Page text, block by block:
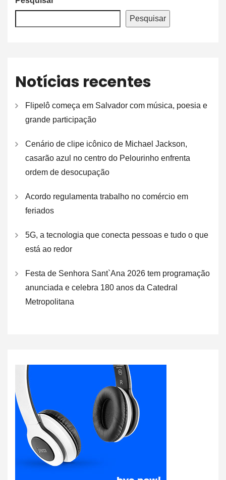
Pesquisar
Notícias recentes
Flipelô começa em Salvador com música, poesia e
grande participação
Cenário de clipe icônico de Michael Jackson,
casarão azul no centro do Pelourinho enfrenta
ordem de desocupação
Acordo regulamenta trabalho no comércio em
feriados
5G, a tecnologia que conecta pessoas e tudo o que
está ao redor
Festa de Senhora Sant`Ana 2026 tem programação
anunciada e celebra 180 anos da Catedral
Metropolitana